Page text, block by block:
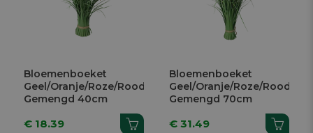
Bloemenboeket
Geel/Oranje/Roze/Rood
Gemengd 40cm
€ 18.39
Bloemenboeket
Geel/Oranje/Roze/Rood
Gemengd 70cm
€ 31.49